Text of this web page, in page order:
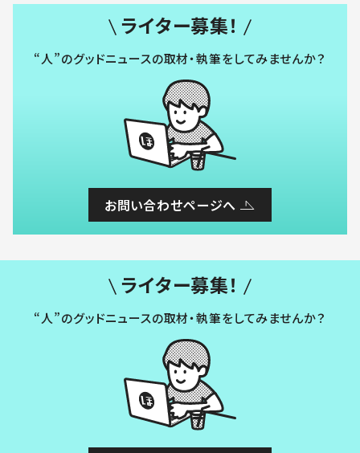
ライター募集！
“人”のグッドニュースの取材・執筆をしてみませんか？
お問い合わせページへ
ライター募集！
“人”のグッドニュースの取材・執筆をしてみませんか？